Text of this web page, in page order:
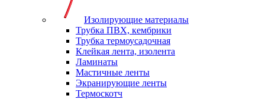
Изолирующие материалы
Трубка ПВХ, кембрики
Трубка термоусадочная
Клейкая лента, изолента
Ламинаты
Мастичные ленты
Экранирующие ленты
Термоскотч